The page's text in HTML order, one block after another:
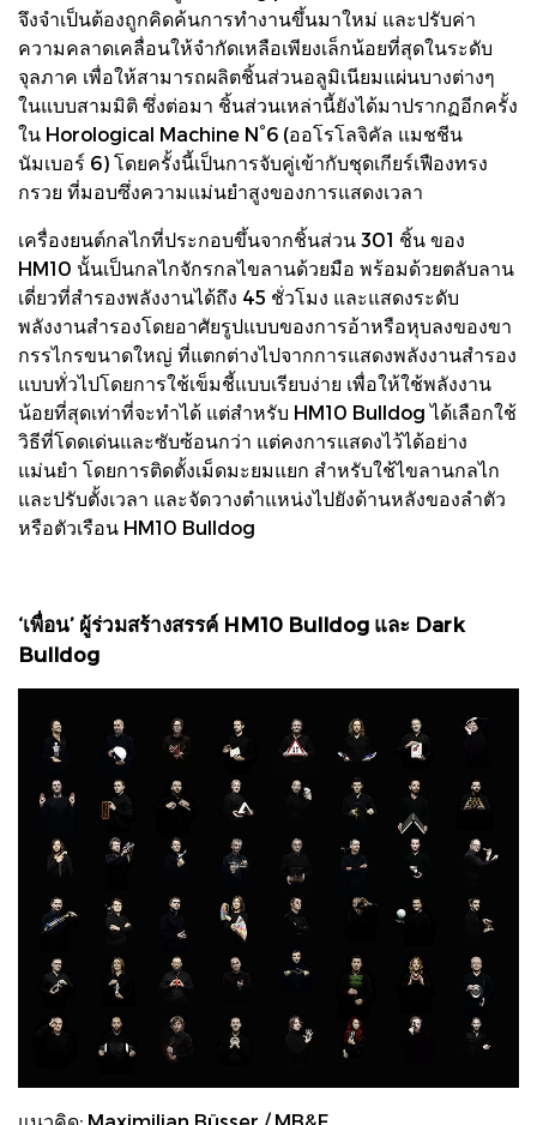
จึงจำเป็นต้องถูกคิดค้นการทำงานขึ้นมาใหม่ และปรับค่า
ความคลาดเคลื่อนให้จำกัดเหลือเพียงเล็กน้อยที่สุดในระดับ
จุลภาค เพื่อให้สามารถผลิตชิ้นส่วนอลูมิเนียมแผ่นบางต่างๆ
ในแบบสามมิติ ซึ่งต่อมา ชิ้นส่วนเหล่านี้ยังได้มาปรากฏอีกครั้ง
ใน Horological Machine N°6 (ออโรโลจิคัล แมชชีน
นัมเบอร์ 6) โดยครั้งนี้เป็นการจับคู่เข้ากับชุดเกียร์เฟืองทรง
กรวย ที่มอบซึ่งความแม่นยำสูงของการแสดงเวลา
เครื่องยนต์กลไกที่ประกอบขึ้นจากชิ้นส่วน 301 ชิ้น ของ
HM10 นั้นเป็นกลไกจักรกลไขลานด้วยมือ พร้อมด้วยตลับลาน
เดี่ยวที่สำรองพลังงานได้ถึง 45 ชั่วโมง และแสดงระดับ
พลังงานสำรองโดยอาศัยรูปแบบของการอ้าหรือหุบลงของขา
กรรไกรขนาดใหญ่ ที่แตกต่างไปจากการแสดงพลังงานสำรอง
แบบทั่วไปโดยการใช้เข็มชี้แบบเรียบง่าย เพื่อให้ใช้พลังงาน
น้อยที่สุดเท่าที่จะทำได้ แต่สำหรับ HM10 Bulldog ได้เลือกใช้
วิธีที่โดดเด่นและซับซ้อนกว่า แต่คงการแสดงไว้ได้อย่าง
แม่นยำ โดยการติดตั้งเม็ดมะยมแยก สำหรับใช้ไขลานกลไก
และปรับตั้งเวลา และจัดวางตำแหน่งไปยังด้านหลังของลำตัว
หรือตัวเรือน HM10 Bulldog
‘เพื่อน’ ผู้ร่วมสร้างสรรค์ HM10 Bulldog และ Dark
Bulldog
แนวคิด: Maximilian Büsser / MB&F